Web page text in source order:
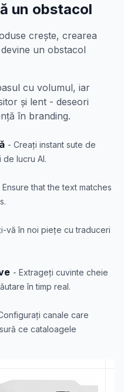
un obstacol
crește, crearea
un obstacol
cu volumul, iar
și lent - deseori
în branding.
- Creați instant sute de
lucru AI.
Ensure that the text matches
vă în noi piețe cu traduceri
- Extrageți cuvinte cheie
în timp real.
canale care
ce cataloagele